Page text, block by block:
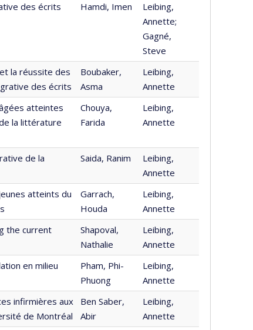
des écrits Hamdi, Imen
Leibing,
Annette;
Gagné,
Steve
la réussite des
des écrits
Boubaker,
Asma
Leibing,
Annette
atteintes
la littérature
Chouya,
Farida
Leibing,
Annette
de la
Saida, Ranim
Leibing,
Annette
atteints du
Garrach,
Houda
Leibing,
Annette
the current
Shapoval,
Nathalie
Leibing,
Annette
en milieu
Pham, Phi-
Phuong
Leibing,
Annette
infirmières aux
de Montréal
Ben Saber,
Abir
Leibing,
Annette